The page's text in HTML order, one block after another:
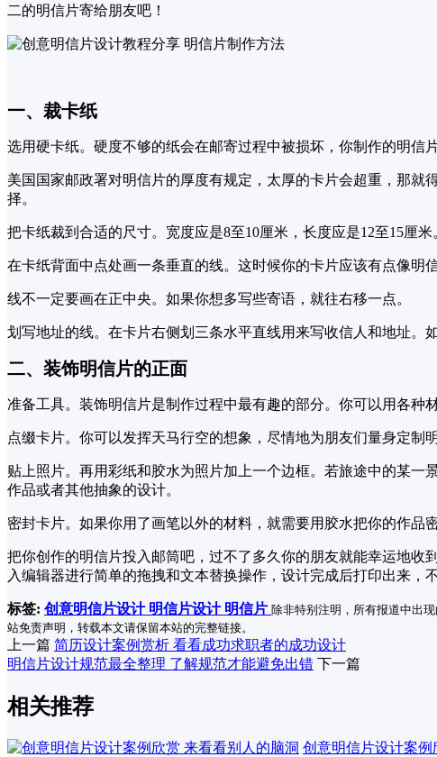
二的明信片寄给朋友吧！
一、裁卡纸
选用硬卡纸。硬度不够的纸会在邮寄过程中被损坏，你制作的明信
美国国家邮政署对明信片的厚度有规定，太厚的卡片会超重，那
择。
把卡纸裁到合适的尺寸。宽度应是8至10厘米，长度应是12至15厘
在卡纸背面中点处画一条垂直的线。这时候你的卡片应该有点像明
线不一定要画在正中央。如果你想多写些寄语，就往右移一点。
划写地址的线。在卡片右侧划三条水平直线用来写收信人和地址。
二、装饰明信片的正面
准备工具。装饰明信片是制作过程中最有趣的部分。你可以用各种
点缀卡片。你可以发挥天马行空的想象，尽情地为朋友们量身定制
贴上照片。再用彩纸和胶水为照片加上一个边框。若旅途中的某
作品或者其他抽象的设计。
密封卡片。如果你用了画笔以外的材料，就需要用胶水把你的作品
把你创作的明信片投入邮筒吧，过不了多久你的朋友就能幸运地
入编辑器进行简单的拖拽和文本替换操作，设计完成后打印出来，
标签: 创意明信片设计 明信片设计 明信片 除非特别注明，所有报道中出
站免责声明，转载本文请保留本站的完整链接。
上一篇 简历设计案例赏析 看看成功求职者的成功设计
明信片设计规范最全整理 了解规范才能避免出错 下一篇
相关推荐
创意明信片设计案例